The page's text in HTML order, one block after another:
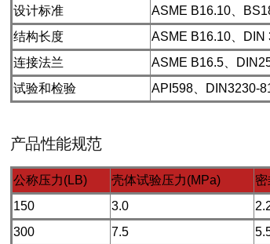
设计标准
ASME B16.10、
结构长度
ASME B16.10、DIN
连接法兰
ASME B16.5、
试验和检验
API598、DIN3230-
产品性能规范
公称压力(LB) 壳体试验压力(MPa)
150
3.0
300 7.5